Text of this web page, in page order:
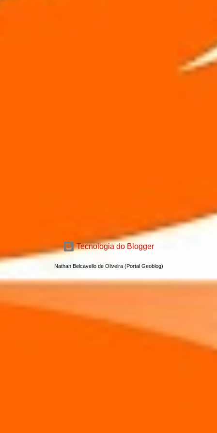
Tecnologia do Blogger
Nathan Belcavello de Oliveira (Portal Geoblog)